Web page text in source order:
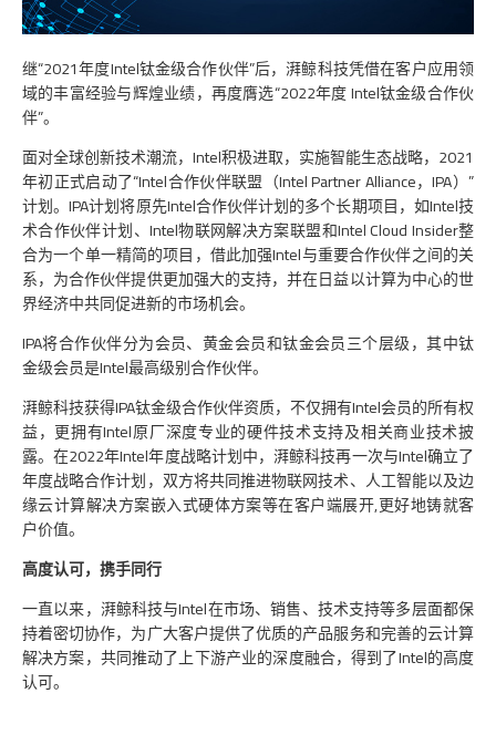
继“2021年度Intel钛金级合作伙伴”后，湃鲸科技凭借在客户应用领
域的丰富经验与辉煌业绩，再度膺选“2022年度 Intel钛金级合作伙
伴”。
面对全球创新技术潮流，Intel积极进取，实施智能生态战略，2021
年初正式启动了“Intel合作伙伴联盟（Intel Partner Alliance，IPA）”
计划。IPA计划将原先Intel合作伙伴计划的多个长期项目，如Intel技
术合作伙伴计划、Intel物联网解决方案联盟和Intel Cloud Insider整
合为一个单一精简的项目，借此加强Intel与重要合作伙伴之间的关
系，为合作伙伴提供更加强大的支持，并在日益以计算为中心的世
界经济中共同促进新的市场机会。
IPA将合作伙伴分为会员、黄金会员和钛金会员三个层级，其中钛
金级会员是Intel最高级别合作伙伴。
湃鲸科技获得IPA钛金级合作伙伴资质，不仅拥有Intel会员的所有权
益，更拥有Intel原厂深度专业的硬件技术支持及相关商业技术披
露。在2022年Intel年度战略计划中，湃鲸科技再一次与Intel确立了
年度战略合作计划，双方将共同推进物联网技术、人工智能以及边
缘云计算解决方案嵌入式硬体方案等在客户端展开,更好地铸就客
户价值。
高度认可，携手同行
一直以来，湃鲸科技与Intel在市场、销售、技术支持等多层面都保
持着密切协作，为广大客户提供了优质的产品服务和完善的云计算
解决方案，共同推动了上下游产业的深度融合，得到了Intel的高度
认可。